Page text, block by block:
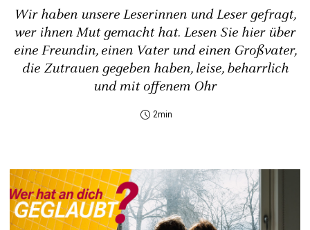
Wir haben unsere Leserinnen und Leser gefragt,
wer ihnen Mut gemacht hat. Lesen Sie hier über
eine Freundin, einen Vater und einen Großvater,
die Zutrauen gegeben haben, leise, beharrlich
und mit offenem Ohr
2